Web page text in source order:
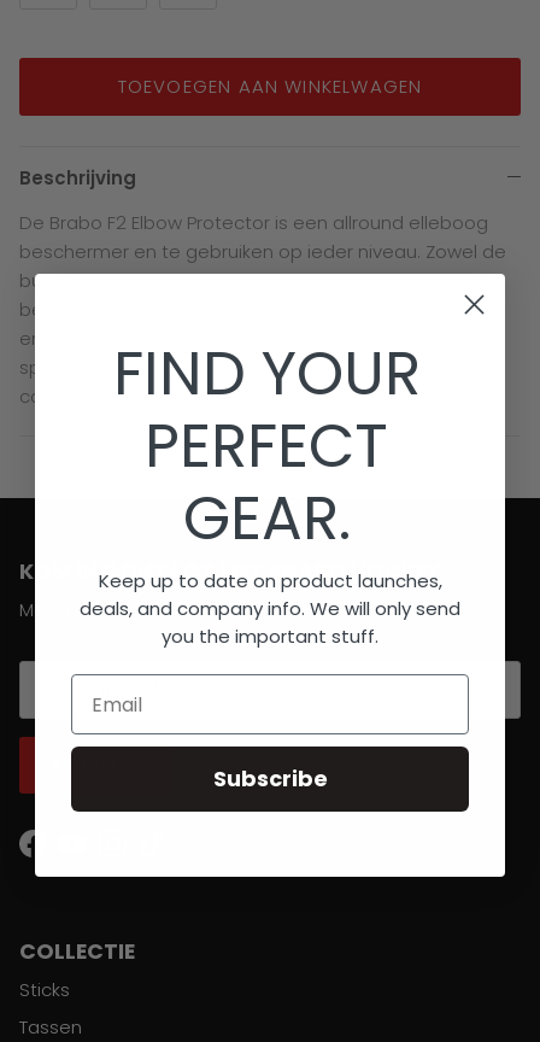
TOEVOEGEN AAN WINKELWAGEN
Beschrijving
De Brabo F2 Elbow Protector is een allround elleboog
beschermer en te gebruiken op ieder niveau. Zowel de
buiten- als binnenkant van de armen zijn goed
beschermd met deze protector. Makkelijk te verstellen
en daardoor geschikt voor alle jeugd teams. Door het
speciale adapting system is de protector goed te
combineren met andere bodyprotectors.
KOM IN CONTACT MET BRABO HOCKEY
Meld u aan voor updates
COLLECTIE
Sticks
Tassen
FIND YOUR
PERFECT
GEAR.
Keep up to date on product launches,
deals, and company info. We will only send
you the important stuff.
Email
Subscribe